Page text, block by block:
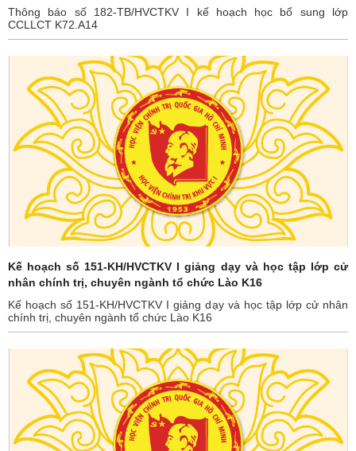
Thông báo số 182-TB/HVCTKV I kế hoạch học bổ sung lớp
CCLLCT K72.A14
Kế hoạch số 151-KH/HVCTKV I giảng dạy và học tập lớp cử
nhân chính trị, chuyên ngành tổ chức Lào K16
Kế hoạch số 151-KH/HVCTKV I giảng dạy và học tập lớp cử nhân
chính trị, chuyên ngành tổ chức Lào K16